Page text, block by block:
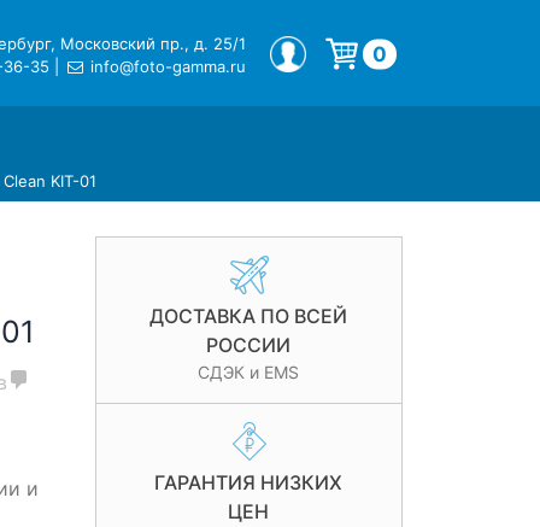
Московский пр., д. 25/1
36-35
info@foto-gamma.ru
МОЙ ПРОФИЛЬ 0
KIT-01
ДОСТАВКА ПО ВСЕЙ
РОССИИ
СДЭК и EMS
ГАРАНТИЯ НИЗКИХ
ЦЕН
и